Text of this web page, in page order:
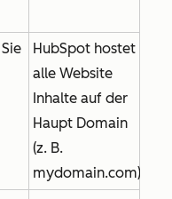
HubSpot hostet
alle Website
Inhalte auf der
Haupt Domain
(z. B.
mydomain.com)